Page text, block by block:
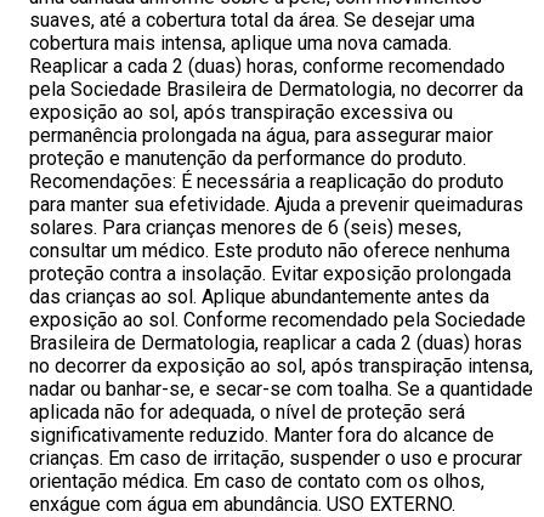
suaves, até a cobertura total da área. Se desejar uma
cobertura mais intensa, aplique uma nova camada.
Reaplicar a cada 2 (duas) horas, conforme recomendado
pela Sociedade Brasileira de Dermatologia, no decorrer da
exposição ao sol, após transpiração excessiva ou
permanência prolongada na água, para assegurar maior
proteção e manutenção da performance do produto.
Recomendações: É necessária a reaplicação do produto
para manter sua efetividade. Ajuda a prevenir queimaduras
solares. Para crianças menores de 6 (seis) meses,
consultar um médico. Este produto não oferece nenhuma
proteção contra a insolação. Evitar exposição prolongada
das crianças ao sol. Aplique abundantemente antes da
exposição ao sol. Conforme recomendado pela Sociedade
Brasileira de Dermatologia, reaplicar a cada 2 (duas) horas
no decorrer da exposição ao sol, após transpiração intensa,
nadar ou banhar-se, e secar-se com toalha. Se a quantidade
aplicada não for adequada, o nível de proteção será
significativamente reduzido. Manter fora do alcance de
crianças. Em caso de irritação, suspender o uso e procurar
orientação médica. Em caso de contato com os olhos,
enxágue com água em abundância. USO EXTERNO.